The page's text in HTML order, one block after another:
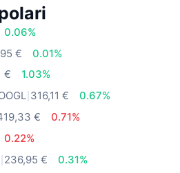
0.06%
€
0.01%
€
1.03%
316,11 €
0.67%
€
0.71%
0.22%
236,95 €
0.31%